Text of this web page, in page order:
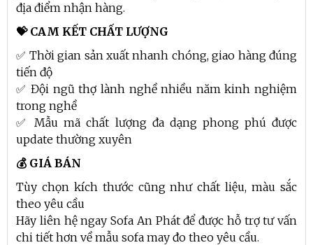
địa điểm nhận hàng.
💝 CAM KẾT CHẤT LƯỢNG
✅ Thời gian sản xuất nhanh chóng, giao hàng đúng
tiến độ
✅ Đội ngũ thợ lành nghề nhiều năm kinh nghiệm
trong nghề
✅ Mẫu mã chất lượng đa dạng phong phú được
update thường xuyên
💰 GIÁ BÁN
Tùy chọn kích thước cũng như chất liệu, màu sắc
theo yêu cầu
Hãy liên hệ ngay Sofa An Phát để được hỗ trợ tư vấn
chi tiết hơn về mẫu sofa may đo theo yêu cầu.